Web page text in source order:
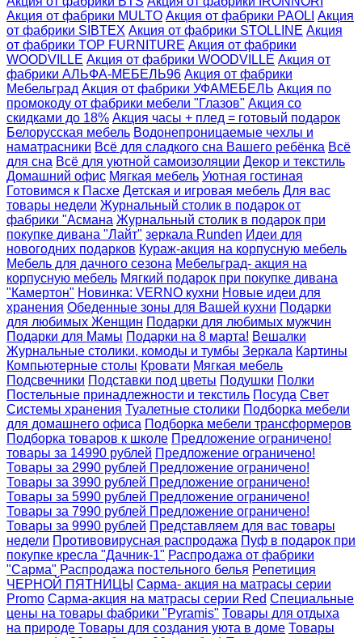
Акция от фабрики MULTO Акция от фабрики PAOLI Акция
от фабрики SIBTEX Акция от фабрики STOLLINE Акция
от фабрики TOP FURNITURE Акция от фабрики
WOODVILLE Акция от фабрики WOODVILLE Акция от
фабрики АЛЬФА-МЕБЕЛЬ96 Акция от фабрики
Мебельград Акция от фабрики УФАМЕБЕЛЬ Акция по
промокоду от фабрики мебели "Глазов" Акция со
скидками до 18% Акция часы + плед = готовый подарок
Белорусская мебель Водонепроницаемые чехлы и
наматрасники Всё для сладкого сна Вашего ребёнка Всё
для сна Всё для уютной самоизоляции Декор и текстиль
Домашний офис Мягкая мебель Уютная гостиная
Готовимся к Пасхе Детская и игровая мебель Для вас
товары недели Журнальный столик в подарок от
фабрики "Асмана Журнальный столик в подарок при
покупке дивана "Лайт" зеркала Runden Идеи для
новогодних подарков Кураж-акция на корпусную мебель
Мебель для дачного сезона Мебельград- акция на
корпусную мебель Мягкий подарок при покупке дивана
"Камертон" Новинка: VERNO кухни Новые идеи для
хранения Обеденные зоны для Вашей кухни Подарки
для любимых Женщин Подарки для любимых мужчин
Подарки для Мамы Подарки на 8 марта! Вешалки
Журнальные столики, комоды и тумбы Зеркала Картины
Компьютерные столы Кровати Мягкая мебель
Подсвечники Подставки под цветы Подушки Полки
Постельные принадлежности и текстиль Посуда Свет
Системы хранения Туалетные столики Подборка мебели
для домашнего офиса Подборка мебели трансформеров
Подборка товаров к школе Предложение ограничено!
товары за 14990 рублей Предложение ограничено!
Товары за 2990 рублей Предложение ограничено!
Товары за 3990 рублей Предложение ограничено!
Товары за 5990 рублей Предложение ограничено!
Товары за 7990 рублей Предложение ограничено!
Товары за 9990 рублей Представляем для вас товары
недели Противовирусная распродажа Пуф в подарок при
покупке кресла "Дачник-1" Распродажа от фабрики
"Сарма" Распродажа постельного белья Репетиция
ЧЕРНОЙ ПЯТНИЦЫ Сарма- акция на матрасы серии
Promo Сарма-акция на матрасы серии Red Специальные
цены на товары фабрики "Pyramis" Товары для отдыха
на природе Товары для создания уюта в доме Товары